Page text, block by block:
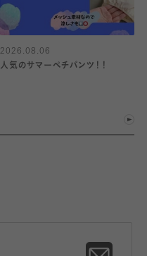
2026.08.06
人気のサマーペチパンツ！！